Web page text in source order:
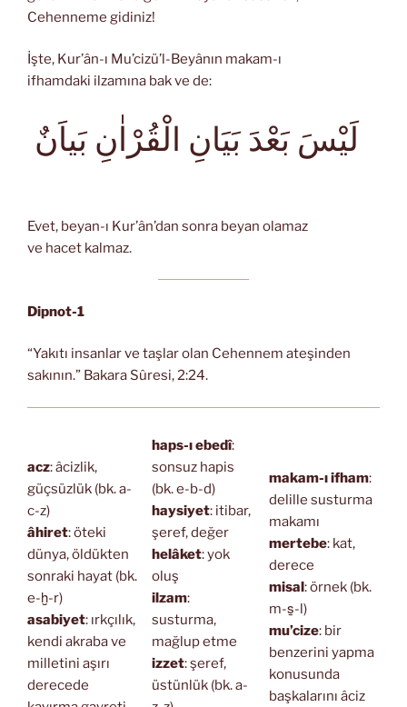
Cehenneme gidiniz!
İşte, Kur’ân-ı Mu’cizü’l-Beyânın makam-ı
ifhamdaki ilzamına bak ve de:
Evet, beyan-ı Kur’ân’dan sonra beyan olamaz
ve hacet kalmaz.
Dipnot-1
“Yakıtı insanlar ve taşlar olan Cehennem ateşinden
sakının.” Bakara Sûresi, 2:24.
acz: âcizlik,
güçsüzlük (bk. a-
c-z)
âhiret: öteki
dünya, öldükten
sonraki hayat (bk.
e-ḫ-r)
asabiyet: ırkçılık,
kendi akraba ve
milletini aşırı
derecede
haps-ı ebedî:
sonsuz hapis
(bk. e-b-d)
haysiyet: itibar,
şeref, değer
helâket: yok
oluş
ilzam:
susturma,
mağlup etme
izzet: şeref,
üstünlük (bk. a-
makam-ı ifham:
delille susturma
makamı
mertebe: kat,
derece
misal: örnek (bk.
m-s̱-l)
mu’cize: bir
benzerini yapma
konusunda
başkalarını âciz